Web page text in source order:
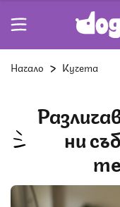
Начало Кучета
Различават ли кучетата
ни